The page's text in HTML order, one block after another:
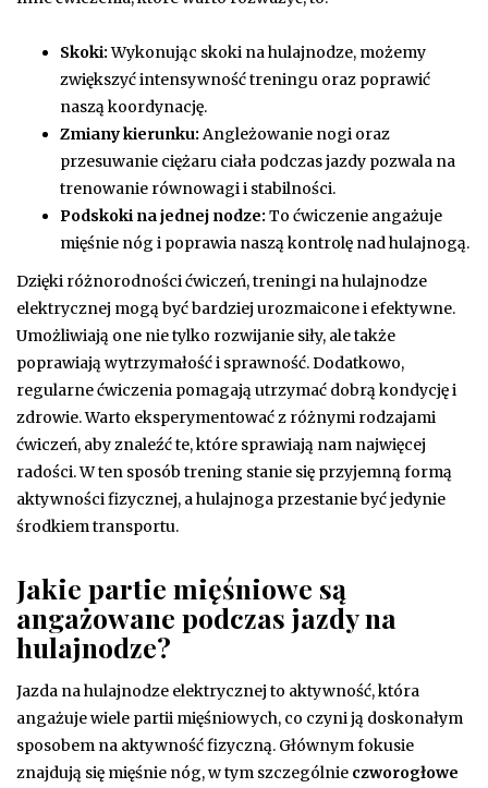
Skoki:Wykonując skoki na hulajnodze, możemy
zwiększyć intensywność treningu oraz poprawić
naszą koordynację.
Zmiany kierunku: Angleżowanie nogi oraz
przesuwanie ciężaru ciała podczas jazdy pozwala na
trenowanie równowagi i stabilności.
Podskoki na jednej nodze: To ćwiczenie angażuje
mięśnie nóg i poprawia naszą kontrolę nad hulajnogą.
Dzięki różnorodności ćwiczeń, treningi na hulajnodze
elektrycznej mogą być bardziej urozmaicone i efektywne.
Umożliwiają one nie tylko rozwijanie siły, ale także
poprawiają wytrzymałość i sprawność. Dodatkowo,
regularne ćwiczenia pomagają utrzymać dobrą kondycję i
zdrowie. Warto eksperymentować z różnymi rodzajami
ćwiczeń, aby znaleźć te, które sprawiają nam najwięcej
radości. W ten sposób trening stanie się przyjemną formą
aktywności fizycznej, a hulajnoga przestanie być jedynie
środkiem transportu.
Jakie partie mięśniowe są
angażowane podczas jazdy na
hulajnodze?
Jazda na hulajnodze elektrycznej to aktywność, która
angażuje wiele partii mięśniowych, co czyni ją doskonałym
sposobem na aktywność fizyczną. Głównym fokusie
znajdują się mięśnie nóg, w tym szczególnie czworogłowe